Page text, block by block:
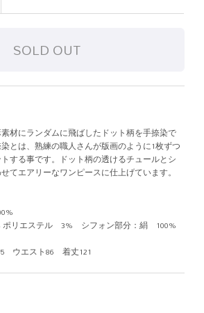
材にランダムに飛ばしたドット柄を手捺染で
とは、熟練の職人さんが版画のように1枚ずつ
する事です。ドット柄の透けるチュールとシ
てエアリーなワンピースに仕上げています。
ポリエステル 3% シフォン部分：絹 100%
ウエスト86 着丈121